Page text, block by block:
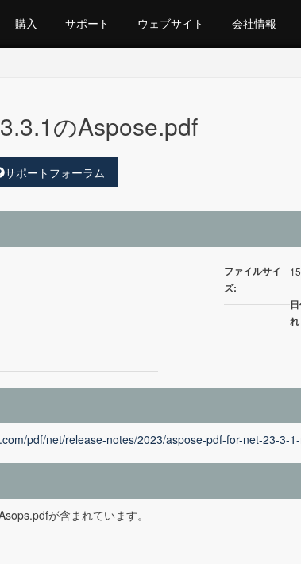
購入 サポート ウェブサイト 会社情報
のAspose.pdf
サポートフォーラム
ファイルサイ
ズ:
pdf/net/release-notes/2023/aspose-pdf-for-net-23-3-
が含まれています。